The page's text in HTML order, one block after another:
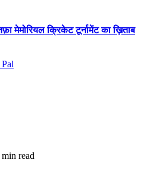
मेमोरियल क्रिकेट टूर्नामेंट का ख़िताब
min read